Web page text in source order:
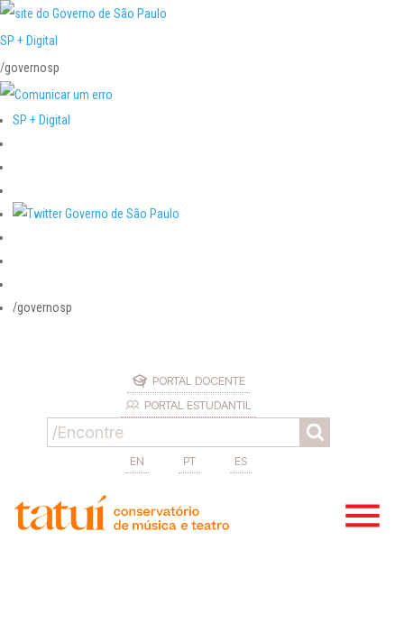
SP + Digital
/governosp
SP + Digital
/governosp
PORTAL DOCENTE
PORTAL ESTUDANTIL
EN PT ES